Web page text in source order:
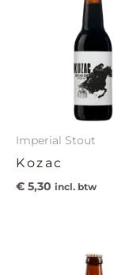
Imperial Stout
Kozac
€ 5,30 incl. btw